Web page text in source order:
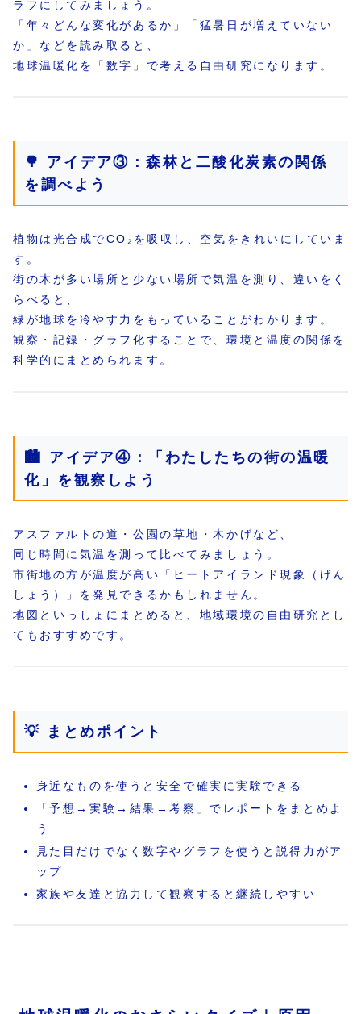
ラフにしてみましょう。
「年々どんな変化があるか」「猛暑日が増えていない
か」などを読み取ると、
地球温暖化を「数字」で考える自由研究になります。
🌳 アイデア③：森林と二酸化炭素の関係
を調べよう
植物は光合成でCO₂を吸収し、空気をきれいにしていま
す。
街の木が多い場所と少ない場所で気温を測り、違いをく
らべると、
緑が地球を冷やす力をもっていることがわかります。
観察・記録・グラフ化することで、環境と温度の関係を
科学的にまとめられます。
🏙 アイデア④：「わたしたちの街の温暖
化」を観察しよう
アスファルトの道・公園の草地・木かげなど、
同じ時間に気温を測って比べてみましょう。
市街地の方が温度が高い「ヒートアイランド現象（げん
しょう）」を発見できるかもしれません。
地図といっしょにまとめると、地域環境の自由研究とし
てもおすすめです。
💡 まとめポイント
身近なものを使うと安全で確実に実験できる
「予想→実験→結果→考察」でレポートをまとめよ
う
見た目だけでなく数字やグラフを使うと説得力がア
ップ
家族や友達と協力して観察すると継続しやすい